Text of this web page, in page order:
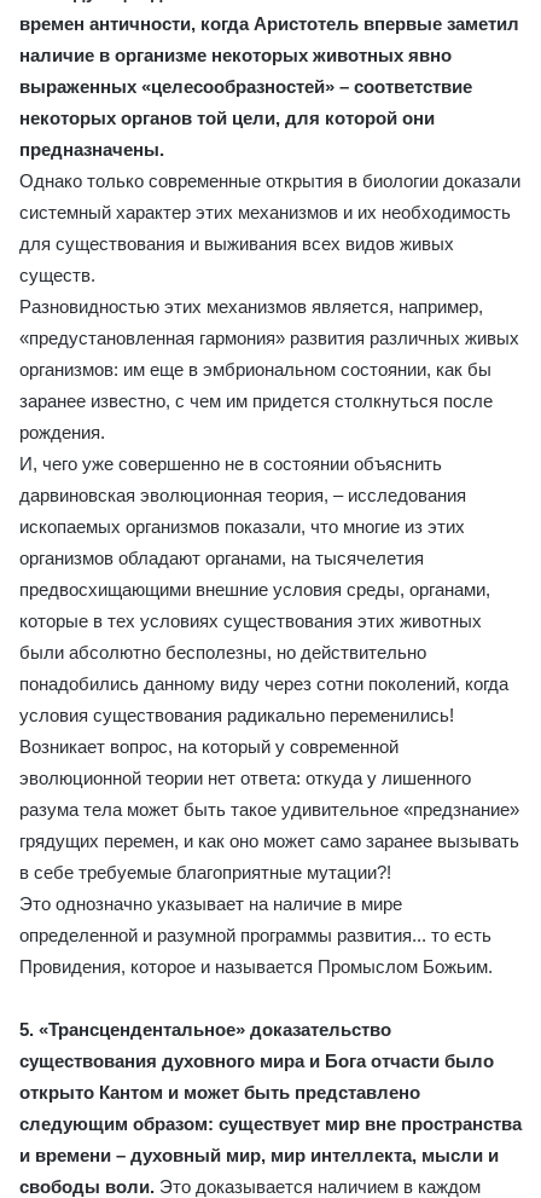
времен античности, когда Аристотель впервые заметил
наличие в организме некоторых животных явно
выраженных «целесообразностей» – соответствие
некоторых органов той цели, для которой они
предназначены.
Однако только современные открытия в биологии доказали
системный характер этих механизмов и их необходимость
для существования и выживания всех видов живых
существ.
Разновидностью этих механизмов является, например,
«предустановленная гармония» развития различных живых
организмов: им еще в эмбриональном состоянии, как бы
заранее известно, с чем им придется столкнуться после
рождения.
И, чего уже совершенно не в состоянии объяснить
дарвиновская эволюционная теория, – исследования
ископаемых организмов показали, что многие из этих
организмов обладают органами, на тысячелетия
предвосхищающими внешние условия среды, органами,
которые в тех условиях существования этих животных
были абсолютно бесполезны, но действительно
понадобились данному виду через сотни поколений, когда
условия существования радикально переменились!
Возникает вопрос, на который у современной
эволюционной теории нет ответа: откуда у лишенного
разума тела может быть такое удивительное «предзнание»
грядущих перемен, и как оно может само заранее вызывать
в себе требуемые благоприятные мутации?!
Это однозначно указывает на наличие в мире
определенной и разумной программы развития... то есть
Провидения, которое и называется Промыслом Божьим.
5. «Трансцендентальное» доказательство
существования духовного мира и Бога отчасти было
открыто Кантом и может быть представлено
следующим образом: существует мир вне пространства
и времени – духовный мир, мир интеллекта, мысли и
свободы воли. Это доказывается наличием в каждом